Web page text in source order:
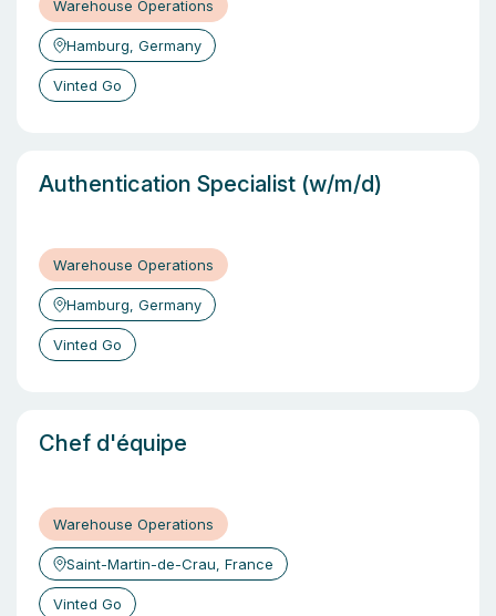
Warehouse Operations
Hamburg, Germany
Vinted Go
Authentication Specialist (w/m/d)
Warehouse Operations
Hamburg, Germany
Vinted Go
Chef d'équipe
Warehouse Operations
Saint-Martin-de-Crau, France
Vinted Go